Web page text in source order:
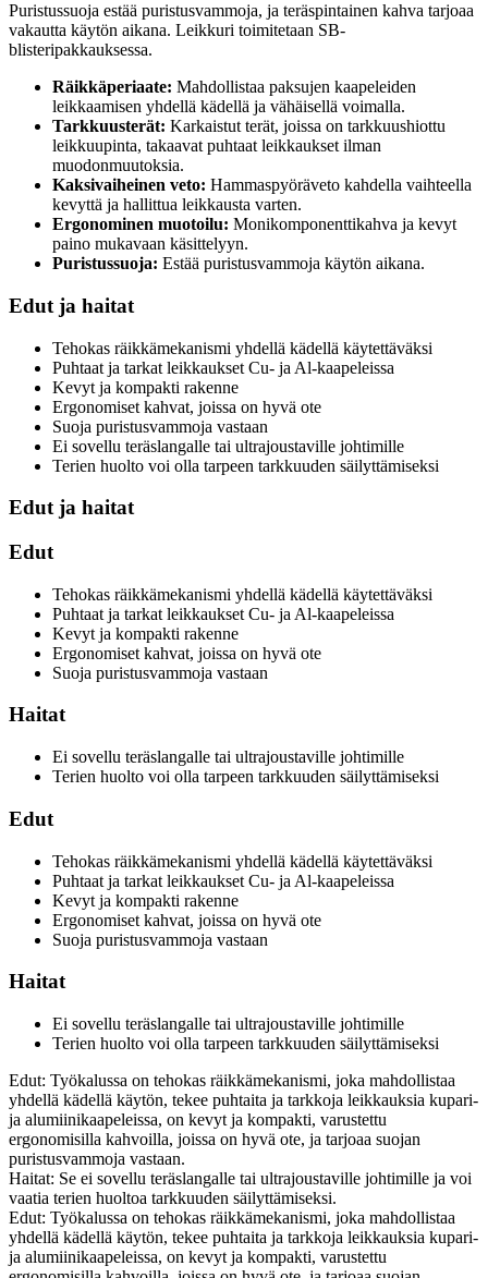
Puristussuoja estää puristusvammoja, ja teräspintainen kahva tarjoaa
vakautta käytön aikana. Leikkuri toimitetaan SB-
blisteripakkauksessa.
Räikkäperiaate: Mahdollistaa paksujen kaapeleiden
leikkaamisen yhdellä kädellä ja vähäisellä voimalla.
Tarkkuusterät: Karkaistut terät, joissa on tarkkuushiottu
leikkuupinta, takaavat puhtaat leikkaukset ilman
muodonmuutoksia.
Kaksivaiheinen veto: Hammaspyöräveto kahdella vaihteella
kevyttä ja hallittua leikkausta varten.
Ergonominen muotoilu: Monikomponenttikahva ja kevyt
paino mukavaan käsittelyyn.
Puristussuoja: Estää puristusvammoja käytön aikana.
Edut ja haitat
Tehokas räikkämekanismi yhdellä kädellä käytettäväksi
Puhtaat ja tarkat leikkaukset Cu- ja Al-kaapeleissa
Kevyt ja kompakti rakenne
Ergonomiset kahvat, joissa on hyvä ote
Suoja puristusvammoja vastaan
Ei sovellu teräslangalle tai ultrajoustaville johtimille
Terien huolto voi olla tarpeen tarkkuuden säilyttämiseksi
Edut ja haitat
Edut
Tehokas räikkämekanismi yhdellä kädellä käytettäväksi
Puhtaat ja tarkat leikkaukset Cu- ja Al-kaapeleissa
Kevyt ja kompakti rakenne
Ergonomiset kahvat, joissa on hyvä ote
Suoja puristusvammoja vastaan
Haitat
Ei sovellu teräslangalle tai ultrajoustaville johtimille
Terien huolto voi olla tarpeen tarkkuuden säilyttämiseksi
Edut
Tehokas räikkämekanismi yhdellä kädellä käytettäväksi
Puhtaat ja tarkat leikkaukset Cu- ja Al-kaapeleissa
Kevyt ja kompakti rakenne
Ergonomiset kahvat, joissa on hyvä ote
Suoja puristusvammoja vastaan
Haitat
Ei sovellu teräslangalle tai ultrajoustaville johtimille
Terien huolto voi olla tarpeen tarkkuuden säilyttämiseksi
Edut: Työkalussa on tehokas räikkämekanismi, joka mahdollistaa
yhdellä kädellä käytön, tekee puhtaita ja tarkkoja leikkauksia kupari-
ja alumiinikaapeleissa, on kevyt ja kompakti, varustettu
ergonomisilla kahvoilla, joissa on hyvä ote, ja tarjoaa suojan
puristusvammoja vastaan.
Haitat: Se ei sovellu teräslangalle tai ultrajoustaville johtimille ja voi
vaatia terien huoltoa tarkkuuden säilyttämiseksi.
Edut: Työkalussa on tehokas räikkämekanismi, joka mahdollistaa
yhdellä kädellä käytön, tekee puhtaita ja tarkkoja leikkauksia kupari-
ja alumiinikaapeleissa, on kevyt ja kompakti, varustettu